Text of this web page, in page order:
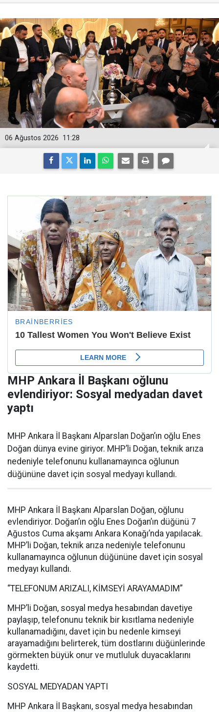
11:28
06 Ağustos 2026
MHP Ankara İl Başkanı oğlunu
evlendiriyor: Sosyal medyadan davet
yaptı
MHP Ankara İl Başkanı Alparslan Doğan’ın oğlu Enes
Doğan dünya evine giriyor. MHP’li Doğan, teknik arıza
nedeniyle telefonunu kullanamayınca oğlunun
düğününe davet için sosyal medyayı kullandı.
MHP Ankara İl Başkanı Alparslan Doğan, oğlunu
evlendiriyor. Doğan’ın oğlu Enes Doğan’ın düğünü 7
Ağustos Cuma akşamı Ankara Konağı’nda yapılacak.
MHP’li Doğan, teknik arıza nedeniyle telefonunu
kullanamayınca oğlunun düğününe davet için sosyal
medyayı kullandı.
“TELEFONUM ARIZALI, KİMSEYİ ARAYAMADIM”
MHP’li Doğan, sosyal medya hesabından davetiye
paylaşıp, telefonunu teknik bir kısıtlama nedeniyle
kullanamadığını, davet için bu nedenle kimseyi
arayamadığını belirterek, tüm dostlarını düğünlerinde
görmekten büyük onur ve mutluluk duyacaklarını
kaydetti.
SOSYAL MEDYADAN YAPTI
MHP Ankara İl Başkanı, sosyal medya hesabından